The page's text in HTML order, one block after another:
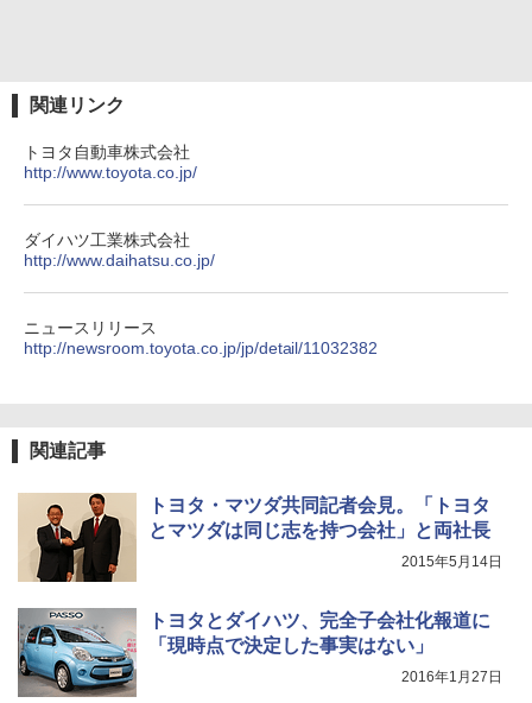
関連リンク
トヨタ自動車株式会社
http://www.toyota.co.jp/
ダイハツ工業株式会社
http://www.daihatsu.co.jp/
ニュースリリース
http://newsroom.toyota.co.jp/jp/detail/11032382
関連記事
トヨタ・マツダ共同記者会見。「トヨタ
とマツダは同じ志を持つ会社」と両社長
2015年5月14日
トヨタとダイハツ、完全子会社化報道に
「現時点で決定した事実はない」
2016年1月27日